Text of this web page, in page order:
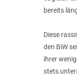
bereits
Diese
den BiW
ihrer
stets